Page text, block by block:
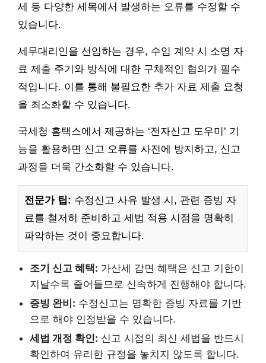
세 등 다양한 세목에서 발생하는 오류를 수정할 수
있습니다.
세무대리인을 선임하는 경우, 수임 계약 시 소명 자
료 제출 주기와 방식에 대한 구체적인 협의가 필수
적입니다. 이를 통해 불필요한 추가 자료 제출 요청
을 최소화할 수 있습니다.
국세청 홈택스에서 제공하는 ‘전자신고 도우미’ 기
능을 활용하면 신고 오류를 사전에 방지하고, 신고
과정을 더욱 간소화할 수 있습니다.
전문가 팁: 수정신고 사유 발생 시, 관련 증빙 자
료를 철저히 준비하고 세법 적용 시점을 명확히
파악하는 것이 중요합니다.
조기 신고 혜택: 가산세 감면 혜택은 신고 기한이
지날수록 줄어들므로 신속하게 진행해야 합니다.
증빙 완비: 수정신고는 명확한 증빙 자료를 기반
으로 해야 인정받을 수 있습니다.
세법 개정 확인: 신고 시점의 최신 세법을 반드시
확인하여 유리한 규정을 놓치지 않도록 합니다.